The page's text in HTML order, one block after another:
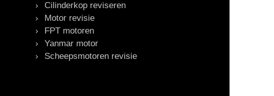
Cilinderkop reviseren
Motor revisie
FPT motoren
Yanmar motor
Scheepsmotoren revisie